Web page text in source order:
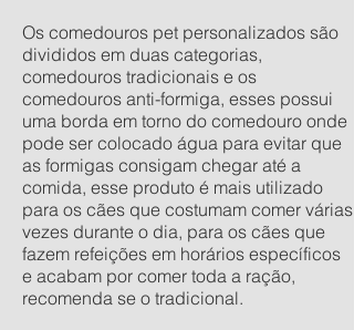
Os comedouros pet personalizados são
divididos em duas categorias,
comedouros tradicionais e os
comedouros anti-formiga, esses possui
uma borda em torno do comedouro onde
pode ser colocado água para evitar que
as formigas consigam chegar até a
comida, esse produto é mais utilizado
para os cães que costumam comer várias
vezes durante o dia, para os cães que
fazem refeições em horários específicos
e acabam por comer toda a ração,
recomenda se o tradicional.